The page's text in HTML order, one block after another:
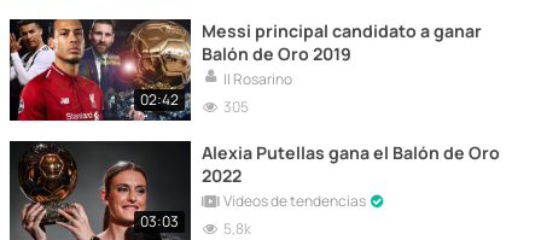
02:42
Messi principal candidato a ganar
Balón de Oro 2019
Il Rosarino
305
03:03
Alexia Putellas gana el Balón de Oro
2022
Vídeos de tendencias
5,8k